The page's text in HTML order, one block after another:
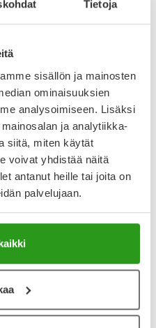
Tietoja
sisällön ja mainosten
ominaisuuksien
analysoimiseen. Lisäksi
ja analytiikka-
siitä, miten käytät
voivat yhdistää näitä
antanut heille tai joita on
palvelujaan.
maksa apteekissa
DEPOT-tuotteet
että tilaat tarvitsemasi
kesken.
toimitusmaksu